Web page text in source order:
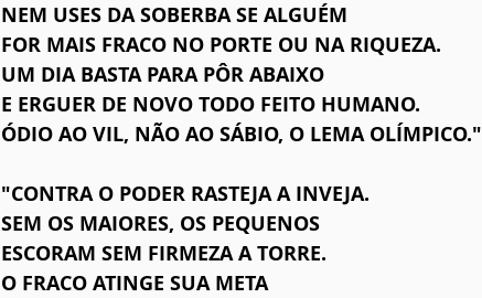
NEM USES DA SOBERBA SE ALGUÉM
FOR MAIS FRACO NO PORTE OU NA RIQUEZA.
UM DIA BASTA PARA PÔR ABAIXO
E ERGUER DE NOVO TODO FEITO HUMANO.
ÓDIO AO VIL, NÃO AO SÁBIO, O LEMA OLÍMPICO."
"CONTRA O PODER RASTEJA A INVEJA.
SEM OS MAIORES, OS PEQUENOS
ESCORAM SEM FIRMEZA A TORRE.
O FRACO ATINGE SUA META